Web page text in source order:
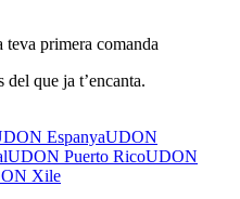
teva primera comanda
que ja t’encanta.
EspanyaUDON
UDON Puerto RicoUDON
Xile